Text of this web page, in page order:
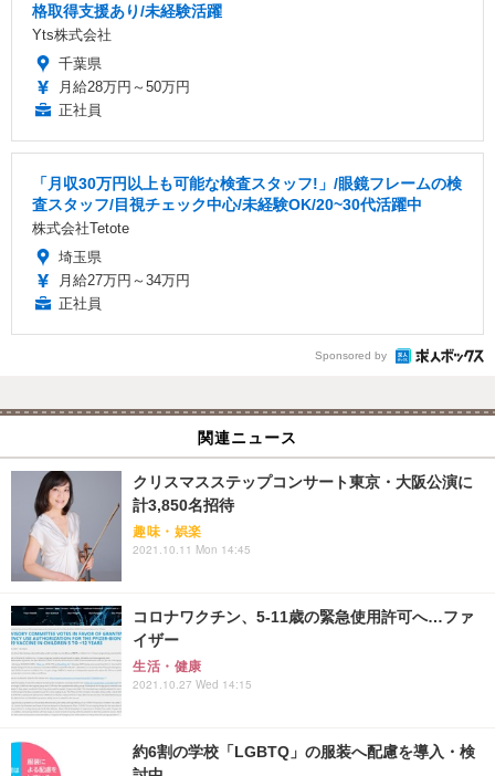
格取得支援あり/未経験活躍
Yts株式会社
千葉県
月給28万円～50万円
正社員
「月収30万円以上も可能な検査スタッフ!」/眼鏡フレームの検
査スタッフ/目視チェック中心/未経験OK/20~30代活躍中
株式会社Tetote
埼玉県
月給27万円～34万円
正社員
Sponsored by
関連ニュース
クリスマスステップコンサート東京・大阪公演に
計3,850名招待
趣味・娯楽
2021.10.11 Mon 14:45
コロナワクチン、5-11歳の緊急使用許可へ…ファ
イザー
生活・健康
2021.10.27 Wed 14:15
約6割の学校「LGBTQ」の服装へ配慮を導入・検